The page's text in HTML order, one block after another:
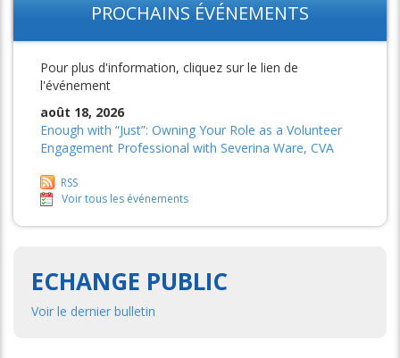
PROCHAINS ÉVÉNEMENTS
Pour plus d'information, cliquez sur le lien de
l'événement
août 18, 2026
Enough with “Just”: Owning Your Role as a Volunteer
Engagement Professional with Severina Ware, CVA
RSS
Voir tous les événements
ECHANGE PUBLIC
Voir le dernier bulletin